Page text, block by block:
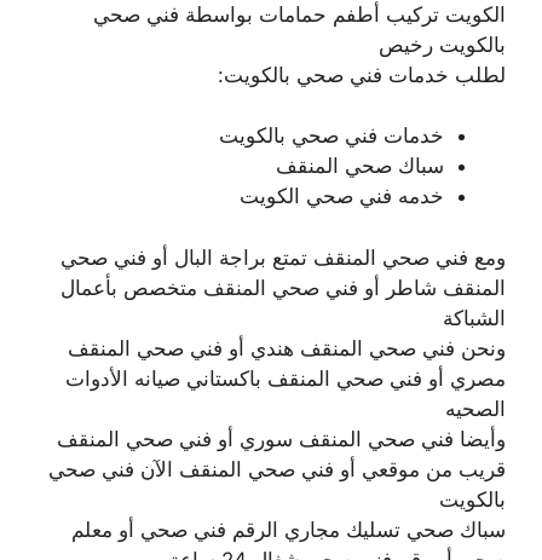
الكويت تركيب أطفم حمامات بواسطة فني صحي
بالكويت رخيص
لطلب خدمات فني صحي بالكويت:
خدمات فني صحي بالكويت
سباك صحي المنقف
خدمه فني صحي الكويت
ومع فني صحي المنقف تمتع براجة البال أو فني صحي
المنقف شاطر أو فني صحي المنقف متخصص بأعمال
الشباكة
ونحن فني صحي المنقف هندي أو فني صحي المنقف
مصري أو فني صحي المنقف باكستاني صيانه الأدوات
الصحيه
وأيضا فني صحي المنقف سوري أو فني صحي المنقف
قريب من موقعي أو فني صحي المنقف الآن فني صحي
بالكويت
سباك صحي تسليك مجاري الرقم فني صحي أو معلم